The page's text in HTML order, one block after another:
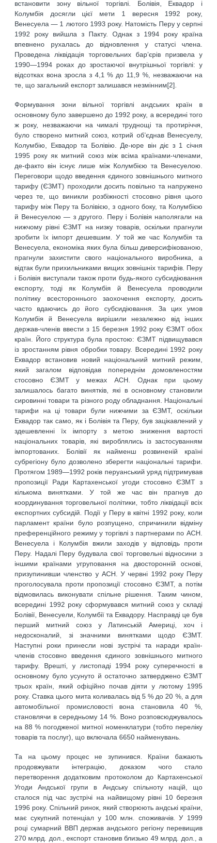
встановити зону вільної торгівлі. Болівія, Еквадор і
Колумбія досягли цієї мети 1 вересня 1992 року,
Венесуела — 1 лютого 1993 року. Натомість Перу у серпні
1992 року вийшла з Пакту. Однак з 1994 року країна
впевнено рухалась до відновлення у статусі члена.
Проведена ліквідація торговельних бар’єрів призвела у
1990—1994 роках до зростаючої внутрішньої торгівлі: у
відсотках вона зросла з 4,1 % до 11,9 %, незважаючи на
те, що загальний експорт залишався незмінним[2].
Формування зони вільної торгівлі андських країн в
основному було завершено до 1992 року, а всередині того
ж року, незважаючи на чималі труднощі та протиріччя,
було створено митний союз, котрий об’єднав Венесуелу,
Колумбію, Еквадор та Болівію. Де-юре він діє з 1 січня
1995 року як митний союз між всіма країнами-членами,
де-факто він існує лише між Колумбією та Венесуелою.
Переговори щодо введення єдиного зовнішнього митного
тарифу (ЄЗМТ) проходили досить повільно та напружено
через те, що виникли розбіжності стосовно рівня цього
тарифу між Перу та Болівією, з одного боку, та Колумбією
й Венесуелою — з другого. Перу і Болівія наполягали на
нижчому рівні ЄЗМТ на низку товарів, оскільки прагнули
зробити їх імпорт дешевшим. У той же час Колумбія та
Венесуела, економіка яких була більш диверсифікованою,
прагнули захистити свого національного виробника, а
відтак були прихильниками вищих зовнішніх тарифів. Перу
і Болівія виступали також проти будь-якого субсидіювання
експорту, тоді як Колумбія й Венесуела проводили
політику всестороннього заохочення експорту, досить
часто вдаючись до його субсидіювання. За цих умов
Колумбія й Венесуела вирішили незалежно від інших
держав-членів ввести з 15 березня 1992 року ЄЗМТ обох
країн. Його структура була простою: ЄЗМТ підвищувався
із зростанням рівня обробки товару. Всередині 1992 року
Еквадор встановив новий національний митний режим,
який загалом відповідав попереднім домовленостям
стосовно ЄЗМТ у межах АСН. Однак при цьому
залишалось багато винятків, які в основному становили
сировинні товари та різного роду обладнання. Національні
тарифи на ці товари були нижчими за ЄЗМТ, оскільки
Еквадор так само, як і Болівія та Перу, був зацікавлений у
здешевленні їх імпорту з метою зниження вартості
національних товарів, які вироблялись із застосуванням
імпортованих. Болівії як найменш розвиненій країні
субрегіону було дозволено зберегти національні тарифи.
Протягом 1989—1992 років перуанський уряд підтримував
пропозиції Ради Картахенської угоди стосовно ЄЗМТ з
кількома винятками. У той же час він прагнув до
координування торговельної політики, тобто ліквідації всіх
експортних субсидій. Події у Перу в квітні 1992 року, коли
парламент країни було розпущено, спричинили відміну
преференційного режиму у торгівлі з партнерами по АСН.
Венесуела і Колумбія вжили заходів у відповідь проти
Перу. Надалі Перу будувала свої торговельні відносини з
іншими країнами угруповання на двосторонній основі,
призупинивши членство у АСН. У червні 1992 року Перу
проголосувала проти пропозиції стосовно ЄЗМТ, а потім
відмовилась виконувати спільне рішення. Таким чином,
всередині 1992 року сформувався митний союз у складі
Болівії, Венесуели, Колумбії та Еквадору. Насправді це був
перший митний союз у Латинській Америці, хоч і
недосконалий, зі значними винятками щодо ЄЗМТ.
Наступні роки принесли нові зустрічі та наради країн-
членів стосовно введення єдиного зовнішнього митного
тарифу. Врешті, у листопаді 1994 року суперечності в
основному було усунуто й остаточно затверджено ЄЗМТ
трьох країн, який офіційно почав діяти у лютому 1995
року. Ставка цього мита коливалась від 5 % до 20 %, а для
автомобільної промисловості вона становила 40 %,
становлячи в середньому 14 %. Воно розповсюджувалось
на 88 % погодженої митної номенклатури (тобто переліку
товарів та послуг), що включала 6650 найменувань.
Та на цьому процес не зупинився. Країни бажають
продовжувати інтеграцію, доказом чого стало
перетворення додатковим протоколом до Картахенської
Угоди Андської групи в Андську спільноту націй, що
сталося під час зустрічі на найвищому рівні 10 березня
1996 року. Спільний ринок, який створюють андські країни,
має сукупний потенціал у 100 млн. споживачів. У 1999
році сумарний ВВП держав андського регіону перевищив
270 млрд. дол., експорт становив близько 49 млрд. дол., а